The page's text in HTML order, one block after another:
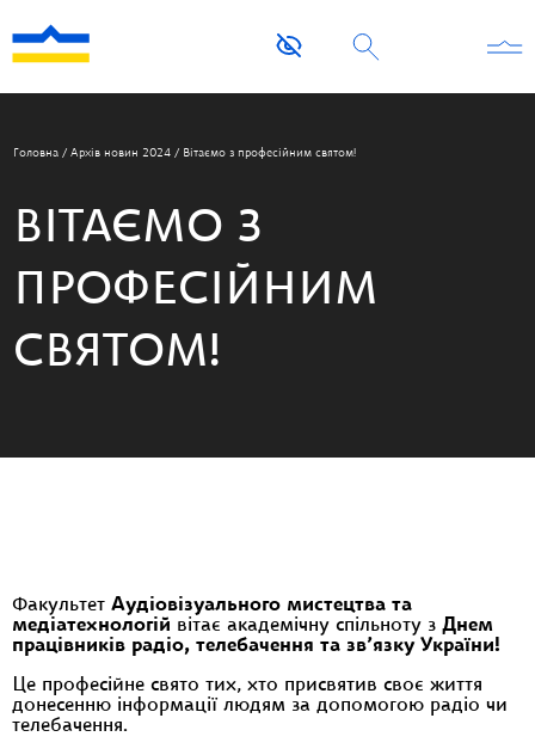
Головна / Архів новин 2024 / Вітаємо з професійним святом!
ВІТАЄМО З
ПРОФЕСІЙНИМ
СВЯТОМ!
Факультет Аудіовізуального мистецтва та
медіатехнологій вітає академічну спільноту з Днем
працівників радіо, телебачення та зв’язку України!
Це професійне свято тих, хто присвятив своє життя
донесенню інформації людям за допомогою радіо чи
телебачення.